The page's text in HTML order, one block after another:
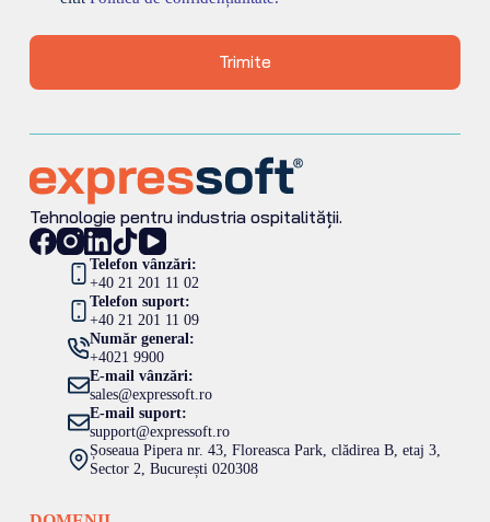
Trimite
Tehnologie pentru industria ospitalității.
Telefon vânzări:
+40 21 201 11 02
Telefon suport:
+40 21 201 11 09
Număr general:
+4021 9900
E-mail vânzări:
sales@expressoft.ro
E-mail suport:
support@expressoft.ro
Șoseaua Pipera nr. 43, Floreasca Park, clădirea B, etaj 3,
Sector 2, București 020308